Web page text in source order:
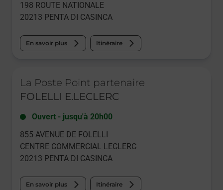
198 ROUTE NATIONALE
20213 PENTA DI CASINCA
En savoir plus Itinéraire
La Poste Point partenaire
FOLELLI E.LECLERC
Ouvert - jusqu'à 20h00
855 AVENUE DE FOLELLI
CENTRE COMMERCIAL LECLERC
20213 PENTA DI CASINCA
En savoir plus Itinéraire